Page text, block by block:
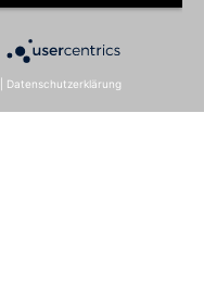
Datenschutzerklärung